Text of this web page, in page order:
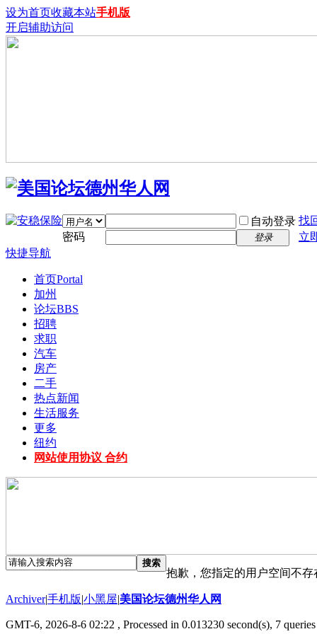
设为首页收藏本站手机版
开启辅助访问
自动登录 找
密码
登录
立
快捷导航
首页Portal
加州
论坛BBS
招聘
求职
汽车
房产
二手
热点新闻
生活服务
更多
纽约
网站使用协议 合约
搜索
抱歉，您指定的用户空间不存
Archiver|手机版|小黑屋|美国论坛德州华人网
GMT-6, 2026-8-6 02:22 , Processed in 0.013230 second(s), 7